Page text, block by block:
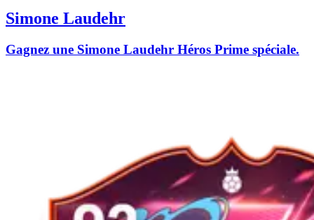
Simone Laudehr
Gagnez une Simone Laudehr Héros Prime spéciale.